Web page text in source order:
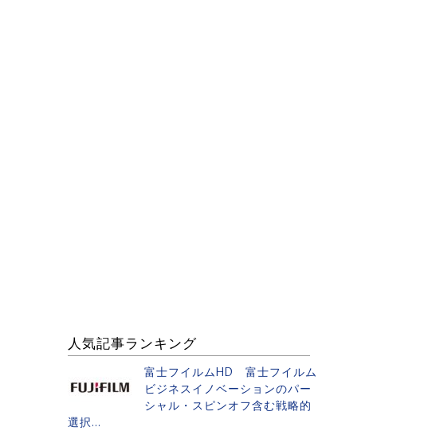
人気記事ランキング
富士フイルムHD 富士フイルム
ビジネスイノベーションのパー
シャル・スピンオフ含む戦略的
選択...